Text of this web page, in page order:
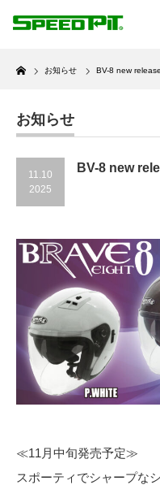
Home
お知らせ BV-8 new release
お知らせ
11.10
2025
BV-8 new
≪11月中旬発売予定≫
スポーティでシャープな